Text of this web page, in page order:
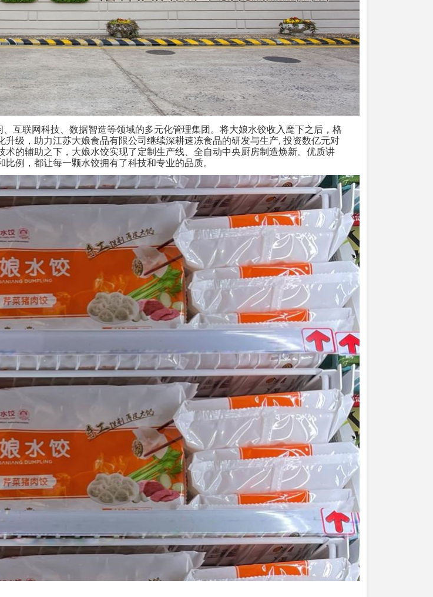
互联网科技、数据智造等领域的多元化管理集团。将大娘水饺收入麾下之后，格
级，助力江苏大娘食品有限公司继续深耕速冻食品的研发与生产, 投资数亿元对
的辅助之下，大娘水饺实现了定制生产线、全自动中央厨房制造焕新。优质讲
例，都让每一颗水饺拥有了科技和专业的品质。